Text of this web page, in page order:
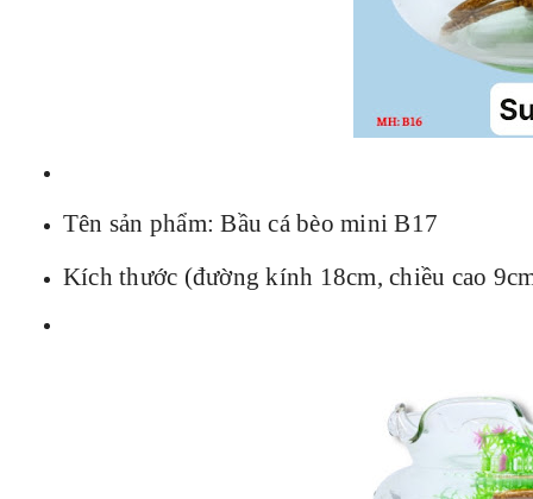
Tên sản phẩm: Bầu cá bèo mini B17
Kích thước (đường kính 18cm, chiều cao